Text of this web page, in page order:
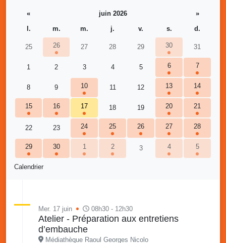
Calendrier
« juin 2026
»
l.
m. m. j. v. s. d.
25 26 27 28 29 30 31
1 2 3 4 5 6 7
8 9 10 11 12 13 14
15 16 17 18 19 20 21
22 23 24 25 26 27 28
29 30 1 2 3 4 5
Mer. 17 juin 08h30 - 12h30
Atelier - Préparation aux entretiens
d’embauche
Médiathèque Raoul Georges Nicolo